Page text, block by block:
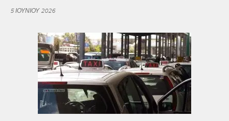
5 ΙΟΥΝΊΟΥ 2026